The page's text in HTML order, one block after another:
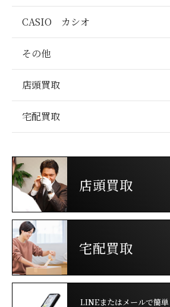
CASIO カシオ
その他
店頭買取
宅配買取
店頭買取
宅配買取
LINEまたはメールで簡単